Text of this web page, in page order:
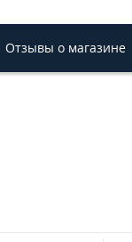
Отзывы о магазине